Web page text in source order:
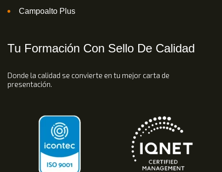
Campoalto Plus
Tu Formación Con Sello De Calidad
Donde la calidad se convierte en tu mejor carta de
presentación.